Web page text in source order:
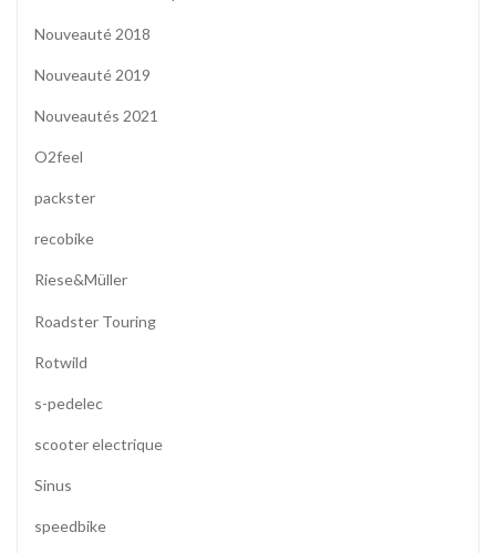
Nouveauté 2018
Nouveauté 2019
Nouveautés 2021
O2feel
packster
recobike
Riese&Müller
Roadster Touring
Rotwild
s-pedelec
scooter electrique
Sinus
speedbike